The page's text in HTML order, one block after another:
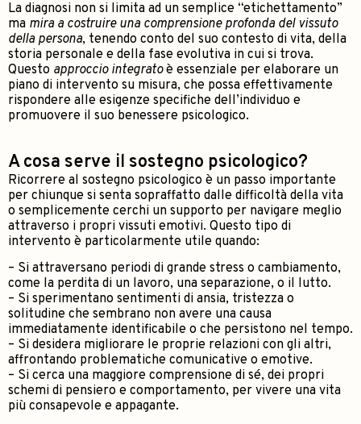
La diagnosi non si limita ad un semplice “etichettamento”
ma mira a costruire una comprensione profonda del vissuto
della persona, tenendo conto del suo contesto di vita, della
storia personale e della fase evolutiva in cui si trova.
Questo approccio integratoè essenziale per elaborare un
piano di intervento su misura, che possa effettivamente
rispondere alle esigenze specifiche dell’individuo e
promuovere il suo benessere psicologico.
A cosa serve il sostegno psicologico?
Ricorrere al sostegno psicologico è un passo importante
per chiunque si senta sopraffatto dalle difficoltà della vita
o semplicemente cerchi un supporto per navigare meglio
attraverso i propri vissuti emotivi. Questo tipo di
intervento è particolarmente utile quando:
– Si attraversano periodi di grande stress o cambiamento,
come la perdita di un lavoro, una separazione, o il lutto.
– Si sperimentano sentimenti di ansia, tristezza o
solitudine che sembrano non avere una causa
immediatamente identificabile o che persistono nel tempo.
– Si desidera migliorare le proprie relazioni con gli altri,
affrontando problematiche comunicative o emotive.
– Si cerca una maggiore comprensione di sé, dei propri
schemi di pensiero e comportamento, per vivere una vita
più consapevole e appagante.